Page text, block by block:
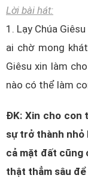
Lời bài hát:
1. Lạy Chúa
ai chờ mong
Giêsu xin làm
nào có thể làm
ĐK: Xin cho con
sự trở thành nhỏ
cả mặt đất cũng
thật thẳm sâu